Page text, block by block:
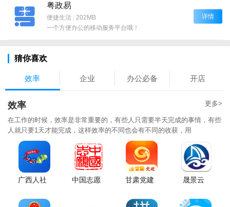
粤政易
便捷生活 | 202MB
一个方便办公的移动服务平台哦！
详情
猜你喜欢
效率 企业 办公必备 开店
效率 更多>
在工作的时候，效率是非常重要的，有些人只需要半天完成的事情，有些
人就只要1天才能完成，这样效率的不同也会有不同的收获，用
广西人社 中国志愿 甘肃党建 晟景云